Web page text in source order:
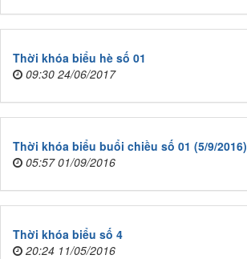
Thời khóa biểu hè số 01
09:30 24/06/2017
Thời khóa biểu buổi chiều số 01 (5/9/2016)
05:57 01/09/2016
Thời khóa biểu số 4
20:24 11/05/2016